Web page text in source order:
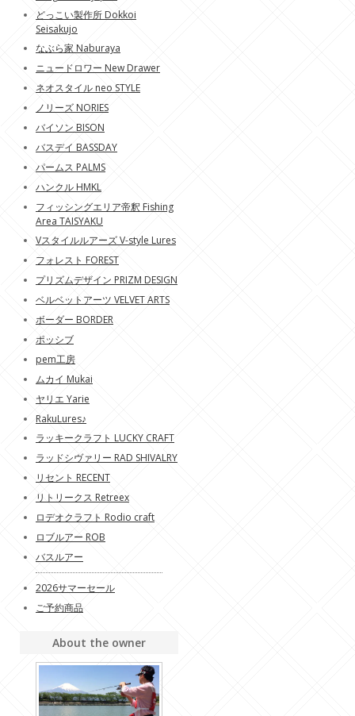
どっこい製作所 Dokkoi
Seisakujo
なぶら家 Naburaya
ニュードロワー New Drawer
ネオスタイル neo STYLE
ノリーズ NORIES
バイソン BISON
バスデイ BASSDAY
パームス PALMS
ハンクル HMKL
フィッシングエリア帝釈 Fishing
Area TAISYAKU
Vスタイルルアーズ V-style Lures
フォレスト FOREST
プリズムデザイン PRIZM DESIGN
ベルベットアーツ VELVET ARTS
ボーダー BORDER
ポッシブ
pem工房
ムカイ Mukai
ヤリエ Yarie
RakuLures♪
ラッキークラフト LUCKY CRAFT
ラッドシヴァリー RAD SHIVALRY
リセント RECENT
リトリークス Retreex
ロデオクラフト Rodio craft
ロブルアー ROB
バスルアー
2026サマーセール
ご予約商品
About the owner